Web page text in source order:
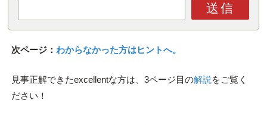
送信
次ページ： わからなかった方はヒントへ。
見事正解できたexcellentな方は、3ページ目の解説 をご覧く
ださい！